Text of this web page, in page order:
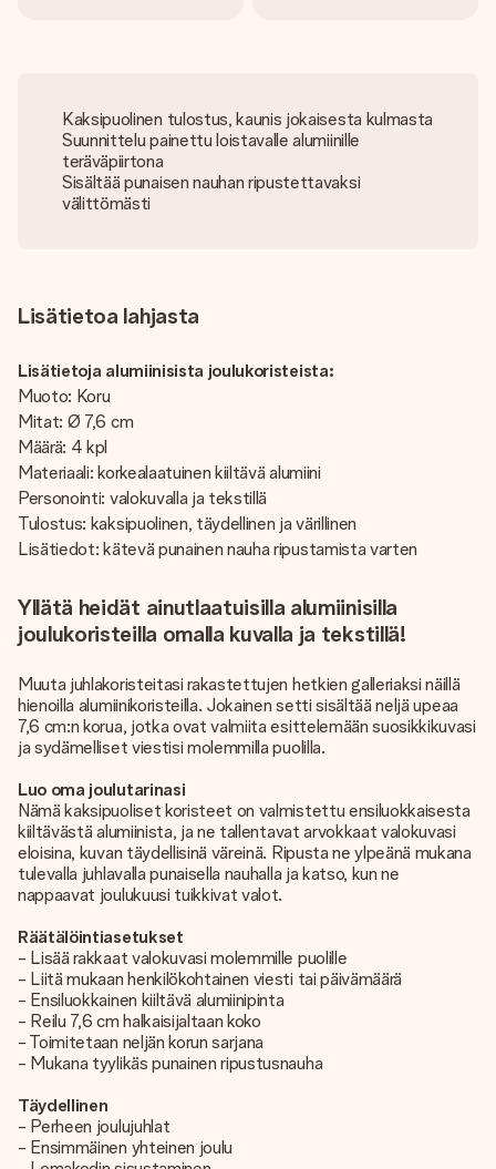
Kaksipuolinen tulostus, kaunis jokaisesta kulmasta
Suunnittelu painettu loistavalle alumiinille
teräväpiirtona
Sisältää punaisen nauhan ripustettavaksi
välittömästi
Lisätietoa lahjasta
Lisätietoja alumiinisista joulukoristeista:
Muoto: Koru
Mitat: Ø 7,6 cm
Määrä: 4 kpl
Materiaali: korkealaatuinen kiiltävä alumiini
Personointi: valokuvalla ja tekstillä
Tulostus: kaksipuolinen, täydellinen ja värillinen
Lisätiedot: kätevä punainen nauha ripustamista varten
Yllätä heidät ainutlaatuisilla alumiinisilla
joulukoristeilla omalla kuvalla ja tekstillä!
Muuta juhlakoristeitasi rakastettujen hetkien galleriaksi näillä
hienoilla alumiinikoristeilla. Jokainen setti sisältää neljä upeaa
7,6 cm:n korua, jotka ovat valmiita esittelemään suosikkikuvasi
ja sydämelliset viestisi molemmilla puolilla.
Luo oma joulutarinasi
Nämä kaksipuoliset koristeet on valmistettu ensiluokkaisesta
kiiltävästä alumiinista, ja ne tallentavat arvokkaat valokuvasi
eloisina, kuvan täydellisinä väreinä. Ripusta ne ylpeänä mukana
tulevalla juhlavalla punaisella nauhalla ja katso, kun ne
nappaavat joulukuusi tuikkivat valot.
Räätälöintiasetukset
- Lisää rakkaat valokuvasi molemmille puolille
- Liitä mukaan henkilökohtainen viesti tai päivämäärä
- Ensiluokkainen kiiltävä alumiinipinta
- Reilu 7,6 cm halkaisijaltaan koko
- Toimitetaan neljän korun sarjana
- Mukana tyylikäs punainen ripustusnauha
Täydellinen
- Perheen joulujuhlat
- Ensimmäinen yhteinen joulu